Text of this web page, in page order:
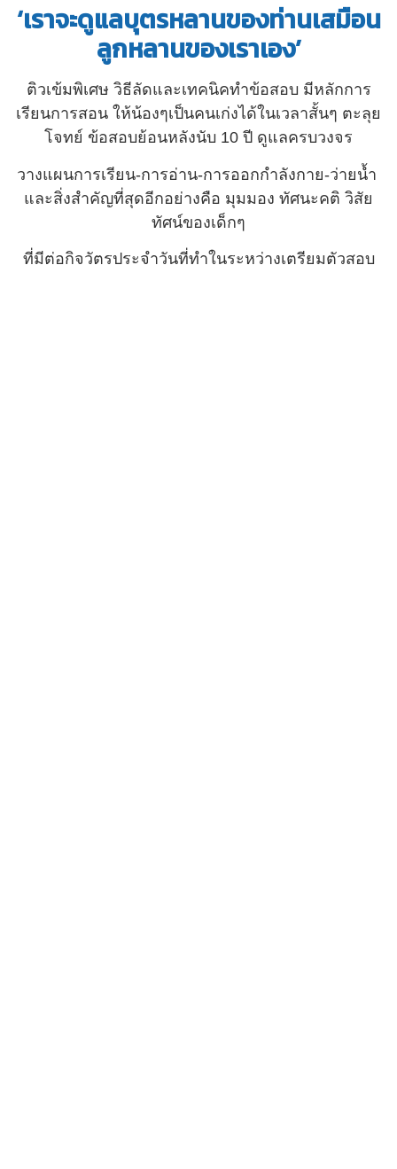
‘เราจะดูแลบุตรหลานของท่านเสมือน
ลูกหลานของเราเอง’
ติวเข้มพิเศษ วิธีลัดและเทคนิคทำข้อสอบ มีหลักการ
เรียนการสอน ให้น้องๆเป็นคนเก่งได้ในเวลาสั้นๆ ตะลุย
โจทย์ ข้อสอบย้อนหลังนับ 10 ปี ดูแลครบวงจร
วางแผนการเรียน-การอ่าน-การออกกำลังกาย-ว่ายน้ำ
และสิ่งสำคัญที่สุดอีกอย่างคือ มุมมอง ทัศนะคติ วิสัย
ทัศน์ของเด็กๆ
ที่มีต่อกิจวัตรประจำวันที่ทำในระหว่างเตรียมตัวสอบ